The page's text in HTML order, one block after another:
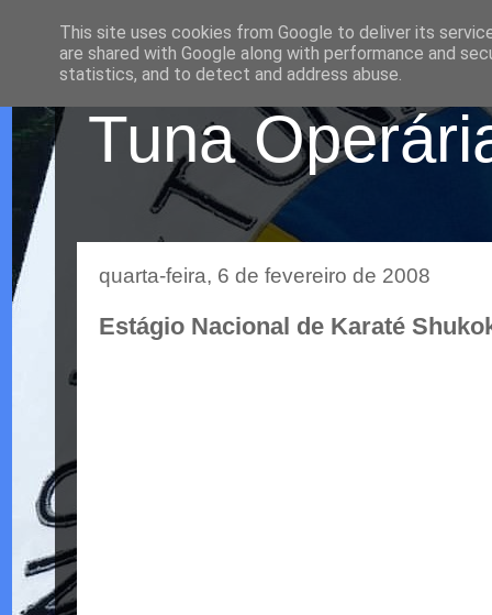
Tuna
quarta-feira, 6 de fevereiro de 2008
Estágio Nacional de Karaté
This site uses cookies from Google to deliver its
are shared with Google along with performance and
statistics, and to detect and address abuse.